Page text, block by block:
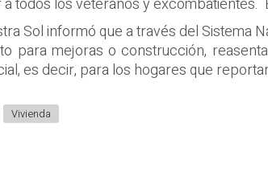
todos los veteranos y excombatientes.
Sol informó que a través del Sistema
para mejoras o construcción,
es decir, para los hogares que
Vivienda